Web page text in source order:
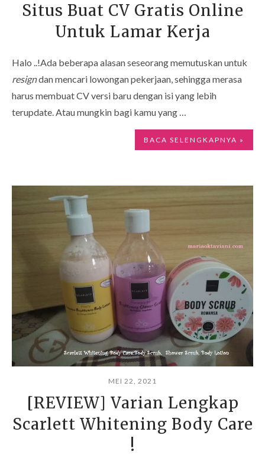
Situs Buat CV Gratis Online
Untuk Lamar Kerja
Halo ..!Ada beberapa alasan seseorang memutuskan untuk
resigndan mencari lowongan pekerjaan, sehingga merasa
harus membuat CV versi baru dengan isi yang lebih
terupdate. Atau mungkin bagi kamu yang …
BACA SELENGKAPNYA »
MEI 22, 2021
[REVIEW] Varian Lengkap
Scarlett Whitening Body Care
!